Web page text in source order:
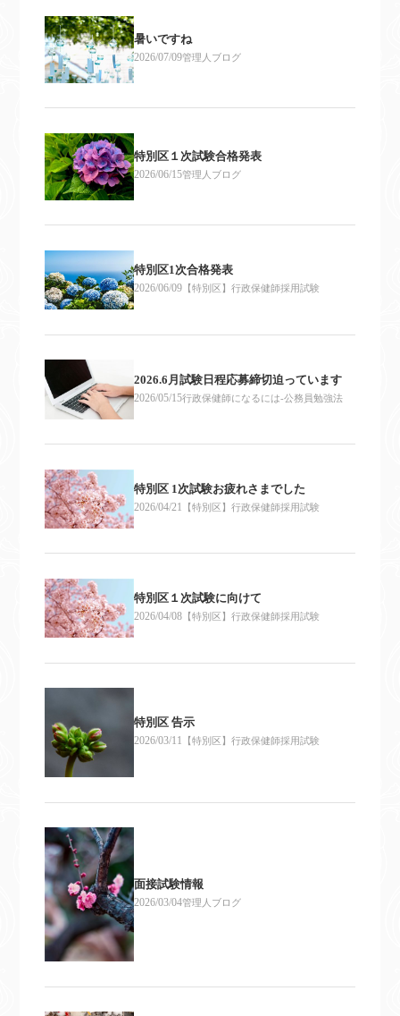
暑いですね
2026/07/09管理人ブログ
特別区１次試験合格発表
2026/06/15管理人ブログ
特別区1次合格発表
2026/06/09【特別区】行政保健師採用試験
2026.6月試験日程応募締切迫っています
2026/05/15行政保健師になるには-公務員勉強法
特別区 1次試験お疲れさまでした
2026/04/21 【特別区】行政保健師採用試験
特別区１次試験に向けて
2026/04/08【特別区】行政保健師採用試験
特別区 告示
2026/03/11 【特別区】行政保健師採用試験
面接試験情報
2026/03/04管理人ブログ